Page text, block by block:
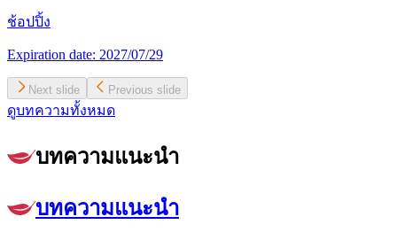
ช้อปปิ้ง
Expiration date: 2027/07/29
Next slide Previous slide
ดูบทความทั้งหมด
บทความแนะนำ
บทความแนะนำ